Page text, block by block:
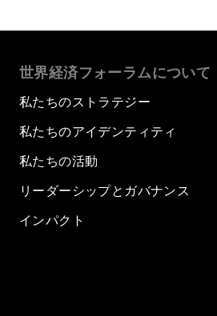
世界経済フォーラムについて
私たちのストラテジー
私たちのアイデンティティ
私たちの活動
リーダーシップとガバナンス
インパクト